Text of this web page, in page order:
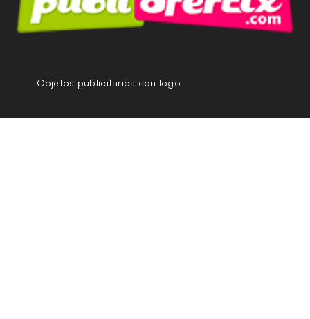
Objetos publicitarios con logo